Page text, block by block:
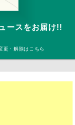
ースをお届け!!
・解除はこちら